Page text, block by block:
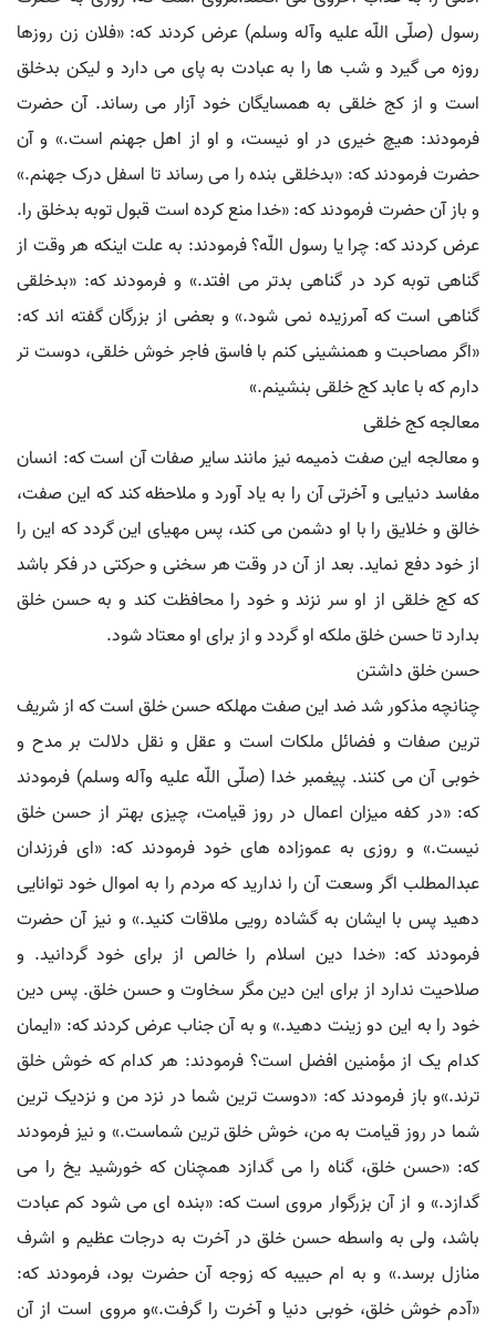
رسول (صلّی اللّه علیه وآله وسلم) عرض کردند که: «فلان زن روزها
روزه می گیرد و شب ها را به عبادت به پای می دارد و لیکن بدخلق
است و از کج خلقی به همسایگان خود آزار می رساند. آن حضرت
فرمودند: هیچ خیری در او نیست، و او از اهل جهنم است.» و آن
حضرت فرمودند که: «بدخلقی بنده را می رساند تا اسفل درک جهنم.»
و باز آن حضرت فرمودند که: «خدا منع کرده است قبول توبه بدخلق را.
عرض کردند که: چرا یا رسول اللّه؟ فرمودند: به علت اینکه هر وقت از
گناهی توبه کرد در گناهی بدتر می افتد.» و فرمودند که: «بدخلقی
گناهی است که آمرزیده نمی شود.» و بعضی از بزرگان گفته اند که:
«اگر مصاحبت و همنشینی کنم با فاسق فاجر خوش خلقی، دوست تر
دارم که با عابد کج خلقی بنشینم.»
معالجه کج خلقی
و معالجه این صفت ذمیمه نیز مانند سایر صفات آن است که: انسان
مفاسد دنیایی و آخرتی آن را به یاد آورد و ملاحظه کند که این صفت،
خالق و خلایق را با او دشمن می کند، پس مهیای این گردد که این را
از خود دفع نماید. بعد از آن در وقت هر سخنی و حرکتی در فکر باشد
که کج خلقی از او سر نزند و خود را محافظت کند و به حسن خلق
بدارد تا حسن خلق ملکه او گردد و از برای او معتاد شود.
حسن خلق داشتن
چنانچه مذکور شد ضد این صفت مهلکه حسن خلق است که از شریف
ترین صفات و فضائل ملکات است و عقل و نقل دلالت بر مدح و
خوبی آن می کنند. پیغمبر خدا (صلّی اللّه علیه وآله وسلم) فرمودند
که: «در کفه میزان اعمال در روز قیامت، چیزی بهتر از حسن خلق
نیست.» و روزی به عموزاده های خود فرمودند که: «ای فرزندان
عبدالمطلب اگر وسعت آن را ندارید که مردم را به اموال خود توانایی
دهید پس با ایشان به گشاده رویی ملاقات کنید.» و نیز آن حضرت
فرمودند که: «خدا دین اسلام را خالص از برای خود گردانید. و
صلاحیت ندارد از برای این دین مگر سخاوت و حسن خلق. پس دین
خود را به این دو زینت دهید.» و به آن جناب عرض کردند که: «ایمان
کدام یک از مؤمنین افضل است؟ فرمودند: هر کدام که خوش خلق
ترند.»و باز فرمودند که: «دوست ترین شما در نزد من و نزدیک ترین
شما در روز قیامت به من، خوش خلق ترین شماست.» و نیز فرمودند
که: «حسن خلق، گناه را می گدازد همچنان که خورشید یخ را می
گدازد.» و از آن بزرگوار مروی است که: «بنده ای می شود کم عبادت
باشد، ولی به واسطه حسن خلق در آخرت به درجات عظیم و اشرف
منازل برسد.» و به ام حبیبه که زوجه آن حضرت بود، فرمودند که:
«آدم خوش خلق، خوبی دنیا و آخرت را گرفت.»و مروی است از آن